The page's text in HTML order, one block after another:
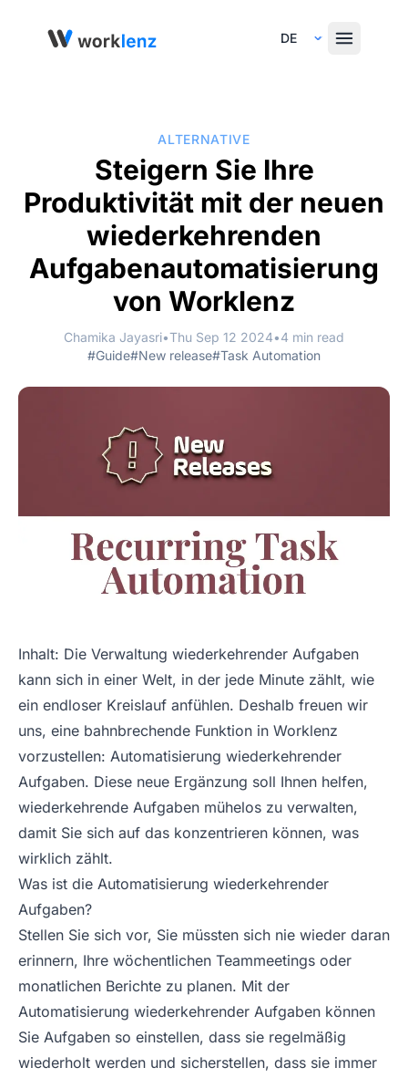
Select Language
ALTERNATIVE
Steigern Sie Ihre
Produktivität mit der neuen
wiederkehrenden
Aufgabenautomatisierung
von Worklenz
Chamika Jayasri•Thu Sep 12 2024•4 min read
#Guide#New release#Task Automation
Inhalt: Die Verwaltung wiederkehrender Aufgaben
kann sich in einer Welt, in der jede Minute zählt, wie
ein endloser Kreislauf anfühlen. Deshalb freuen wir
uns, eine bahnbrechende Funktion in Worklenz
vorzustellen: Automatisierung wiederkehrender
Aufgaben. Diese neue Ergänzung soll Ihnen helfen,
wiederkehrende Aufgaben mühelos zu verwalten,
damit Sie sich auf das konzentrieren können, was
wirklich zählt.
Was ist die Automatisierung wiederkehrender
Aufgaben?
Stellen Sie sich vor, Sie müssten sich nie wieder daran
erinnern, Ihre wöchentlichen Teammeetings oder
monatlichen Berichte zu planen. Mit der
Automatisierung wiederkehrender Aufgaben können
Sie Aufgaben so einstellen, dass sie regelmäßig
wiederholt werden und sicherstellen, dass sie immer